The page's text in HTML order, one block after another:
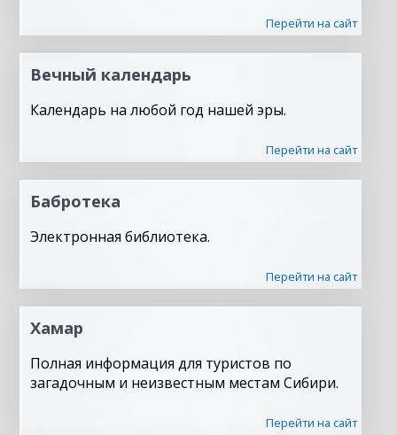
Перейти на сайт
Вечный календарь
Календарь на любой год нашей эры.
Перейти на сайт
Бабротека
Электронная библиотека.
Перейти на сайт
Хамар
Полная информация для туристов по
загадочным и неизвестным местам Сибири.
Перейти на сайт